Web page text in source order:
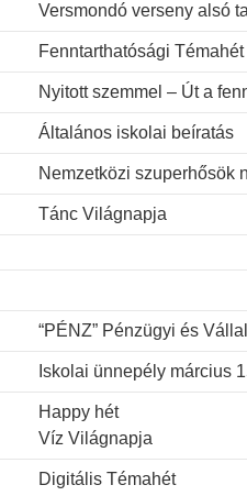
Versmondó verseny alsó
Fenntarthatósági Témahét
Nyitott szemmel – Út a
Általános iskolai beíratás
Nemzetközi szuperhősök
Tánc Világnapja
“PÉNZ” Pénzügyi és
Iskolai ünnepély március
Happy hét
Víz Világnapja
Digitális Témahét